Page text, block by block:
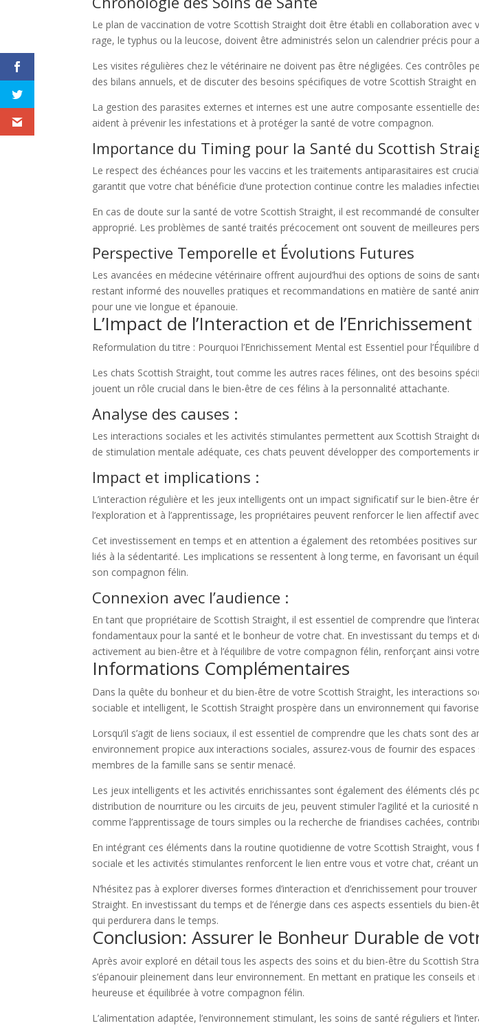
Le plan de vaccination de votre Scottish Straight doit être établi en collaboration
rage, le typhus ou la leucose, doivent être administrés selon un calendrier précis pour
Les visites régulières chez le vétérinaire ne doivent pas être négligées. Ces
des bilans annuels, et de discuter des besoins spécifiques de votre Scottish Straight
La gestion des parasites externes et internes est une autre composante essentielle
aident à prévenir les infestations et à protéger la santé de votre compagnon.
Importance du Timing pour la Santé du Scottish
Le respect des échéances pour les vaccins et les traitements antiparasitaires est
garantit que votre chat bénéficie d’une protection continue contre les maladies
En cas de doute sur la santé de votre Scottish Straight, il est recommandé de
approprié. Les problèmes de santé traités précocement ont souvent de meilleures
Perspective Temporelle et Évolutions Futures
Les avancées en médecine vétérinaire offrent aujourd’hui des options de soins de
restant informé des nouvelles pratiques et recommandations en matière de santé
pour une vie longue et épanouie.
L’Impact de l’Interaction et de
Reformulation du titre : Pourquoi l’Enrichissement Mental est Essentiel pour l’Équilibre
Les chats Scottish Straight, tout comme les autres races félines, ont des besoins
jouent un rôle crucial dans le bien-être de ces félins à la personnalité attachante.
Analyse des causes :
Les interactions sociales et les activités stimulantes permettent aux Scottish Straight
de stimulation mentale adéquate, ces chats peuvent développer des comportements
Impact et implications :
L’interaction régulière et les jeux intelligents ont un impact significatif sur le bien-être
l’exploration et à l’apprentissage, les propriétaires peuvent renforcer le lien affectif
Cet investissement en temps et en attention a également des retombées positives
liés à la sédentarité. Les implications se ressentent à long terme, en favorisant un
son compagnon félin.
Connexion avec l’audience :
En tant que propriétaire de Scottish Straight, il est essentiel de comprendre que
fondamentaux pour la santé et le bonheur de votre chat. En investissant du temps et
activement au bien-être et à l’équilibre de votre compagnon félin, renforçant ainsi
Informations Complémentaires
Dans la quête du bonheur et du bien-être de votre Scottish Straight, les interactions
sociable et intelligent, le Scottish Straight prospère dans un environnement qui
Lorsqu’il s’agit de liens sociaux, il est essentiel de comprendre que les chats sont
environnement propice aux interactions sociales, assurez-vous de fournir des
membres de la famille sans se sentir menacé.
Les jeux intelligents et les activités enrichissantes sont également des éléments clés
distribution de nourriture ou les circuits de jeu, peuvent stimuler l’agilité et la
comme l’apprentissage de tours simples ou la recherche de friandises cachées,
En intégrant ces éléments dans la routine quotidienne de votre Scottish Straight,
sociale et les activités stimulantes renforcent le lien entre vous et votre chat, créant
N’hésitez pas à explorer diverses formes d’interaction et d’enrichissement pour
Straight. En investissant du temps et de l’énergie dans ces aspects essentiels du
qui perdurera dans le temps.
Conclusion: Assurer le Bonheur Durable de
Après avoir exploré en détail tous les aspects des soins et du bien-être du Scottish
s’épanouir pleinement dans leur environnement. En mettant en pratique les conseils
heureuse et équilibrée à votre compagnon félin.
L’alimentation adaptée, l’environnement stimulant, les soins de santé réguliers et